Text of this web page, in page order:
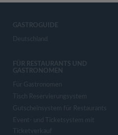
GASTROGUIDE
Deutschland
FÜR RESTAURANTS UND
GASTRONOMEN
Für Gastronomen
Tisch Reservierungsystem
Gutscheinsystem für Restaurants
Event- und Ticketsystem mit
Ticketverkauf